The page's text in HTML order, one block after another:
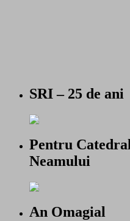
SRI – 25 de ani
Pentru
Neamului
An Omagial